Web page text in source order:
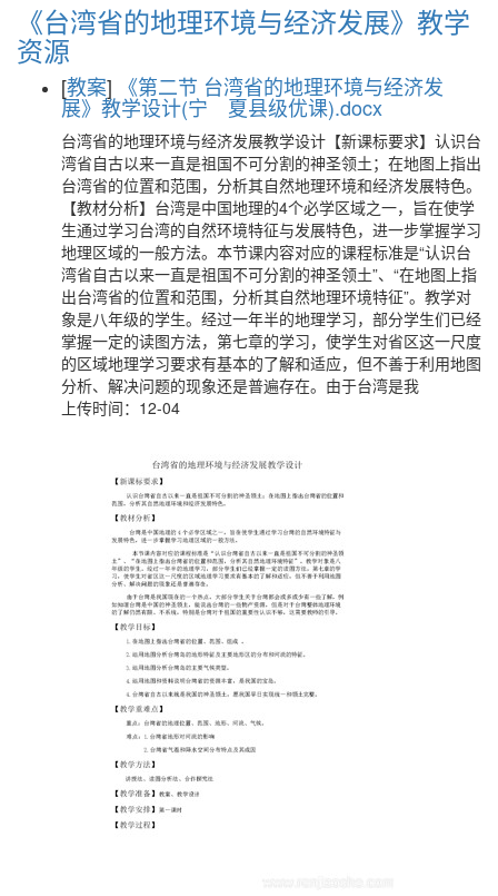
《台湾省的地理环境与经济发展》教学
资源
[教案] 《第二节 台湾省的地理环境与经济发
展》教学设计(宁 夏县级优课).docx
台湾省的地理环境与经济发展教学设计【新课标要求】认识台
湾省自古以来一直是祖国不可分割的神圣领土；在地图上指出
台湾省的位置和范围，分析其自然地理环境和经济发展特色。
【教材分析】台湾是中国地理的4个必学区域之一，旨在使学
生通过学习台湾的自然环境特征与发展特色，进一步掌握学习
地理区域的一般方法。本节课内容对应的课程标准是“认识台
湾省自古以来一直是祖国不可分割的神圣领土”、“在地图上指
出台湾省的位置和范围，分析其自然地理环境特征”。教学对
象是八年级的学生。经过一年半的地理学习，部分学生们已经
掌握一定的读图方法，第七章的学习，使学生对省区这一尺度
的区域地理学习要求有基本的了解和适应，但不善于利用地图
分析、解决问题的现象还是普遍存在。由于台湾是我
上传时间：12-04